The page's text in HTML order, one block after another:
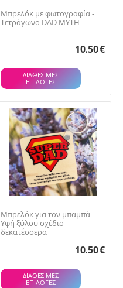
Μπρελόκ με φωτογραφία -
Τετράγωνο DAD MYTH
10.50€
ΔΙΑΘΕΣΙΜΕΣ
ΕΠΙΛΟΓΈΣ
Μπρελόκ για τον μπαμπά -
Υφή ξύλου σχέδιο
δεκατέσσερα
10.50€
ΔΙΑΘΕΣΙΜΕΣ
ΕΠΙΛΟΓΈΣ